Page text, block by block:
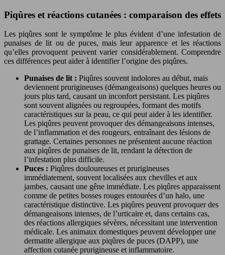
Piqûres et réactions cutanées : comparaison des effets
Les piqûres sont le symptôme le plus évident d’une infestation de
punaises de lit ou de puces, mais leur apparence et les réactions
qu’elles provoquent peuvent varier considérablement. Comprendre
ces différences peut aider à identifier l’origine des piqûres.
Punaises de lit : Piqûres souvent indolores au début, mais
deviennent prurigineuses (démangeaisons) quelques heures ou
jours plus tard, causant un inconfort persistant. Les piqûres
sont souvent alignées ou regroupées, formant des motifs
caractéristiques sur la peau, ce qui peut aider à les identifier.
Les piqûres peuvent provoquer des démangeaisons intenses,
de l’inflammation et des rougeurs, entraînant des lésions de
grattage. Certaines personnes ne présentent aucune réaction
aux piqûres de punaises de lit, rendant la détection de
l’infestation plus difficile.
Puces : Piqûres douloureuses et prurigineuses
immédiatement, souvent localisées aux chevilles et aux
jambes, causant une gêne immédiate. Les piqûres apparaissent
comme de petites bosses rouges entourées d’un halo, une
caractéristique distinctive. Les piqûres peuvent provoquer des
démangeaisons intenses, de l’urticaire et, dans certains cas,
des réactions allergiques sévères, nécessitant une intervention
médicale. Les animaux domestiques peuvent développer une
dermatite allergique aux piqûres de puces (DAPP), une
affection cutanée prurigineuse et inflammatoire.